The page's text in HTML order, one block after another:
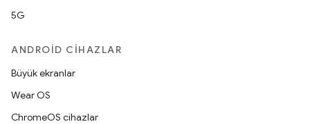
5G
ANDROID CIHAZLAR
Büyük ekranlar
Wear OS
ChromeOS cihazlar